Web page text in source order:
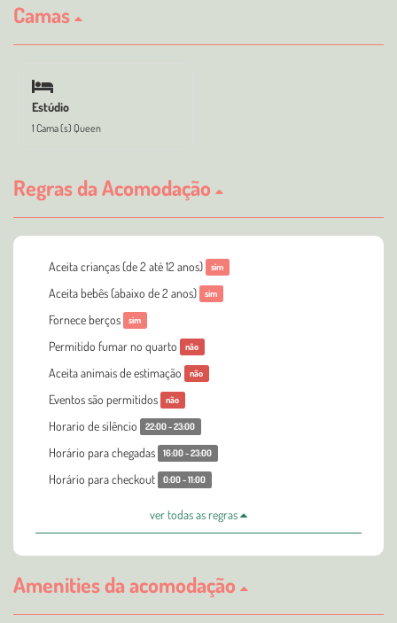
Camas
Estúdio
1 Cama (s) Queen
Regras da Acomodação
Aceita crianças (de 2 até 12 anos) sim
Aceita bebês (abaixo de 2 anos) sim
Fornece berços sim
Permitido fumar no quarto não
Aceita animais de estimação não
Eventos são permitidos não
Horario de silêncio 22:00 - 23:00
Horário para chegadas 16:00 - 23:00
Horário para checkout 0:00 - 11:00
ver todas as regras
Amenities da acomodação